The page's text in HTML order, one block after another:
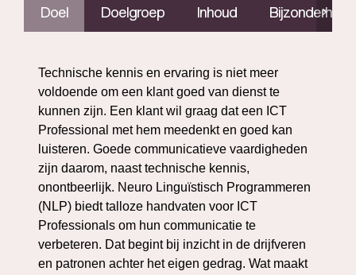
Doel Doelgroep Inhoud
Technische kennis en ervaring is niet meer
voldoende om een klant goed van dienst te
kunnen zijn. Een klant wil graag dat een ICT
Professional met hem meedenkt en goed kan
luisteren. Goede communicatieve vaardigheden
zijn daarom, naast technische kennis,
onontbeerlijk. Neuro Linguïstisch Programmeren
(NLP) biedt talloze handvaten voor ICT
Professionals om hun communicatie te
verbeteren. Dat begint bij inzicht in de drijfveren
en patronen achter het eigen gedrag. Wat maakt